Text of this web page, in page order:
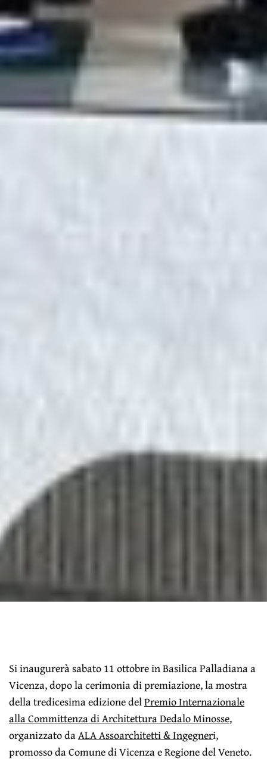
Si inaugurerà sabato 11 ottobre in Basilica Palladiana a
Vicenza, dopo la cerimonia di premiazione, la mostra
della tredicesima edizione delPremio Internazionale
alla Committenza di Architettura Dedalo Minosse,
organizzato daALA Assoarchitetti & Ingegneri,
promosso da Comune di Vicenza e Regione del Veneto.